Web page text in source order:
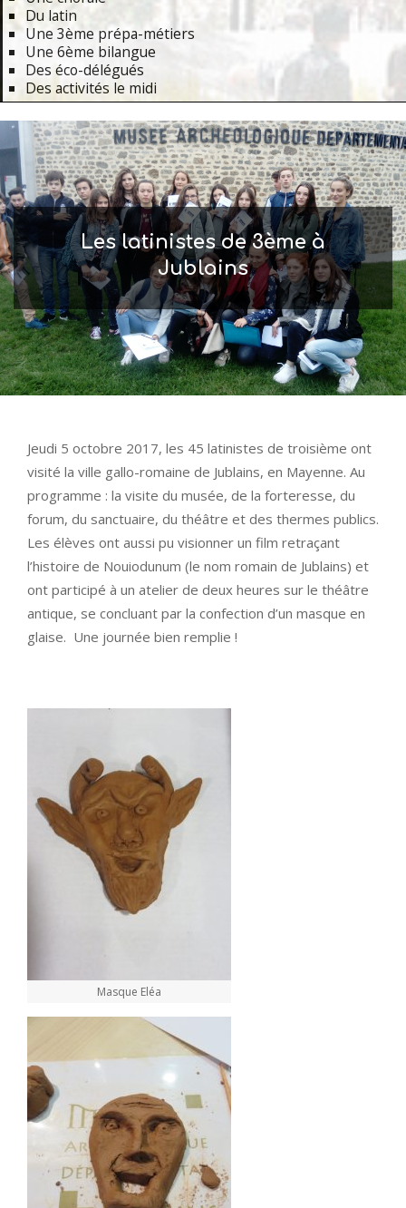
Du latin
Une 3ème prépa-métiers
Une 6ème bilangue
Des éco-délégués
Des activités le midi
Navigation
Menu
Les latinistes de 3ème à
Jublains
Jeudi 5 octobre 2017, les 45 latinistes de troisième ont
visité la ville gallo-romaine de Jublains, en Mayenne. Au
programme : la visite du musée, de la forteresse, du
forum, du sanctuaire, du théâtre et des thermes publics.
Les élèves ont aussi pu visionner un film retraçant
l’histoire de Nouiodunum (le nom romain de Jublains) et
ont participé à un atelier de deux heures sur le théâtre
antique, se concluant par la confection d’un masque en
glaise. Une journée bien remplie !
Masque Eléa